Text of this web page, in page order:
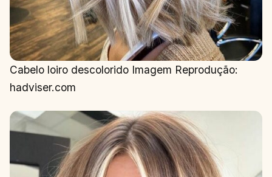
Cabelo loiro descolorido Imagem Reprodução:
hadviser.com